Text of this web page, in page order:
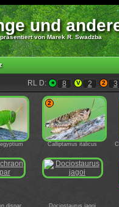
und
von Marek R. Swadzba
RL D: * 8 V 2 2 3
2
Calliptamus italicus
dispar Dociostaurus jagoi